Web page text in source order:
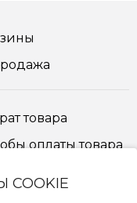
товара
оплаты товара